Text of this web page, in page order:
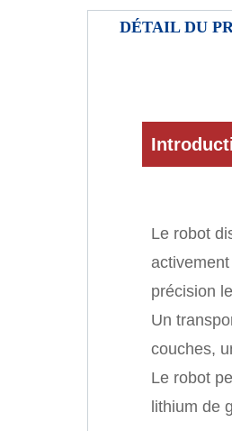
DÉTAIL DU
Le robot
précision
Un
couches,
Le robot
lithium de